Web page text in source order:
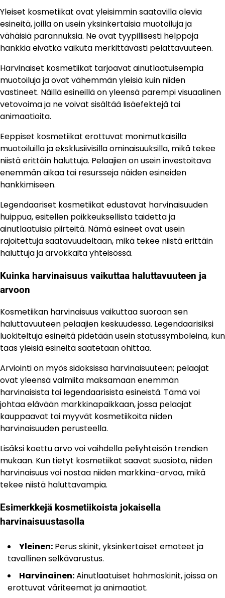
Yleiset kosmetiikat ovat yleisimmin saatavilla olevia
esineitä, joilla on usein yksinkertaisia muotoiluja ja
vähäisiä parannuksia. Ne ovat tyypillisesti helppoja
hankkia eivätkä vaikuta merkittävästi pelattavuuteen.
Harvinaiset kosmetiikat tarjoavat ainutlaatuisempia
muotoiluja ja ovat vähemmän yleisiä kuin niiden
vastineet. Näillä esineillä on yleensä parempi visuaalinen
vetovoima ja ne voivat sisältää lisäefektejä tai
animaatioita.
Eeppiset kosmetiikat erottuvat monimutkaisilla
muotoiluilla ja eksklusiivisilla ominaisuuksilla, mikä tekee
niistä erittäin haluttuja. Pelaajien on usein investoitava
enemmän aikaa tai resursseja näiden esineiden
hankkimiseen.
Legendaariset kosmetiikat edustavat harvinaisuuden
huippua, esitellen poikkeuksellista taidetta ja
ainutlaatuisia piirteitä. Nämä esineet ovat usein
rajoitettuja saatavuudeltaan, mikä tekee niistä erittäin
haluttuja ja arvokkaita yhteisössä.
Kuinka harvinaisuus vaikuttaa haluttavuuteen ja
arvoon
Kosmetiikan harvinaisuus vaikuttaa suoraan sen
haluttavuuteen pelaajien keskuudessa. Legendaarisiksi
luokiteltuja esineitä pidetään usein statussymboleina, kun
taas yleisiä esineitä saatetaan ohittaa.
Arviointi on myös sidoksissa harvinaisuuteen; pelaajat
ovat yleensä valmiita maksamaan enemmän
harvinaisista tai legendaarisista esineistä. Tämä voi
johtaa elävään markkinapaikkaan, jossa pelaajat
kauppaavat tai myyvät kosmetiikoita niiden
harvinaisuuden perusteella.
Lisäksi koettu arvo voi vaihdella peliyhteisön trendien
mukaan. Kun tietyt kosmetiikat saavat suosiota, niiden
harvinaisuus voi nostaa niiden markkina-arvoa, mikä
tekee niistä haluttavampia.
Esimerkkejä kosmetiikoista jokaisella
harvinaisuustasolla
Yleinen: Perus skinit, yksinkertaiset emoteet ja
tavallinen selkävarustus.
Harvinainen:Ainutlaatuiset hahmoskinit, joissa on
erottuvat väriteemat ja animaatiot.